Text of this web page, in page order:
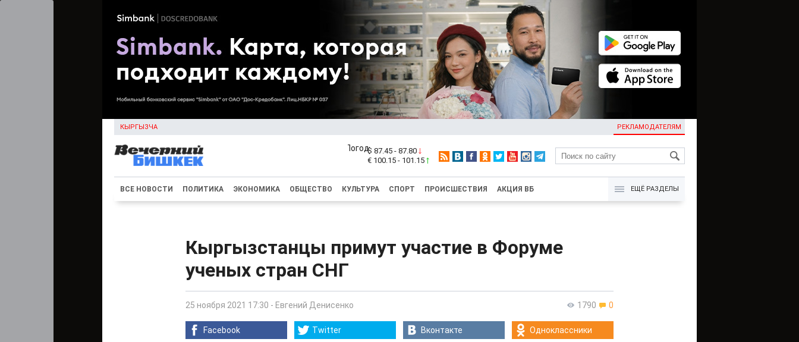
КЫРГЫЗЧА РЕКЛАМОДАТЕЛЯМ
KG
$ 87.45 - 87.80
€ 100.15 - 101.15
ВСЕ НОВОСТИ ПОЛИТИКА ЭКОНОМИКА ОБЩЕСТВО КУЛЬТУРА СПОРТ ПРОИСШЕСТВИЯ АКЦИЯ ВБ ЕЩЁ РАЗДЕЛЫ
Кыргызстанцы примут участие в Форуме
ученых стран СНГ
1790 0
25 ноября 2021 17:30 - Евгений Денисенко
Facebook Twitter Вконтакте Одноклассники